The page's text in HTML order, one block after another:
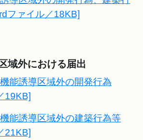
ファイル／18KB]
域外における届出
能誘導区域外の開発行為
19KB]
能誘導区域外の建築行為等
21KB]